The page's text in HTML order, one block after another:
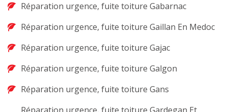
Réparation urgence, fuite toiture Gabarnac
Réparation urgence, fuite toiture Gaillan En Medoc
Réparation urgence, fuite toiture Gajac
Réparation urgence, fuite toiture Galgon
Réparation urgence, fuite toiture Gans